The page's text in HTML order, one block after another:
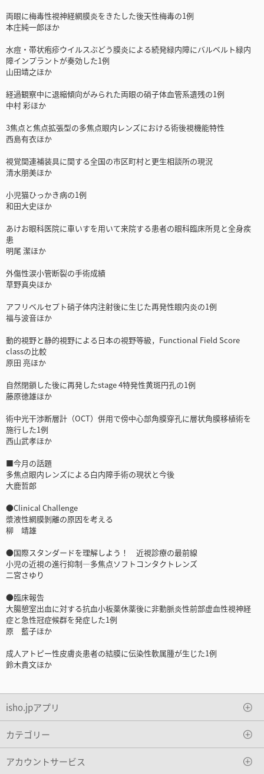
両眼に梅毒性視神経網膜炎をきたした後天性梅毒の1例
本庄純一郎ほか
水痘・帯状疱疹ウイルスぶどう膜炎による続発緑内障にバルベルト緑内
障インプラントが奏効した1例
山田靖之ほか
経過観察中に退縮傾向がみられた両眼の硝子体血管系遺残の1例
中村 彩ほか
3焦点と焦点拡張型の多焦点眼内レンズにおける術後視機能特性
西島有衣ほか
視覚関連補装具に関する全国の市区町村と更生相談所の現況
清水朋美ほか
小児猫ひっかき病の1例
和田大史ほか
あけお眼科医院に車いすを用いて来院する患者の眼科臨床所見と全身疾
患
明尾 潔ほか
外傷性涙小管断裂の手術成績
草野真央ほか
アフリベルセプト硝子体内注射後に生じた再発性眼内炎の1例
福与波音ほか
動的視野と静的視野による日本の視野等級，Functional Field Score
classの比較
原田 亮ほか
自然閉鎖した後に再発したstage 4特発性黄斑円孔の1例
藤原徳雄ほか
術中光干渉断層計（OCT）併用で傍中心部角膜穿孔に層状角膜移植術を
施行した1例
西山武孝ほか
■今月の話題
多焦点眼内レンズによる白内障手術の現状と今後
大鹿哲郎
●Clinical Challenge
漿液性網膜剝離の原因を考える
柳 靖雄
●国際スタンダードを理解しよう！ 近視診療の最前線
小児の近視の進行抑制―多焦点ソフトコンタクトレンズ
二宮さゆり
●臨床報告
大腸憩室出血に対する抗血小板薬休薬後に非動脈炎性前部虚血性視神経
症と急性冠症候群を発症した1例
原 藍子ほか
成人アトピー性皮膚炎患者の結膜に伝染性軟属腫が生じた1例
鈴木貴文ほか
isho.jpアプリ
カテゴリー
アカウントサービス